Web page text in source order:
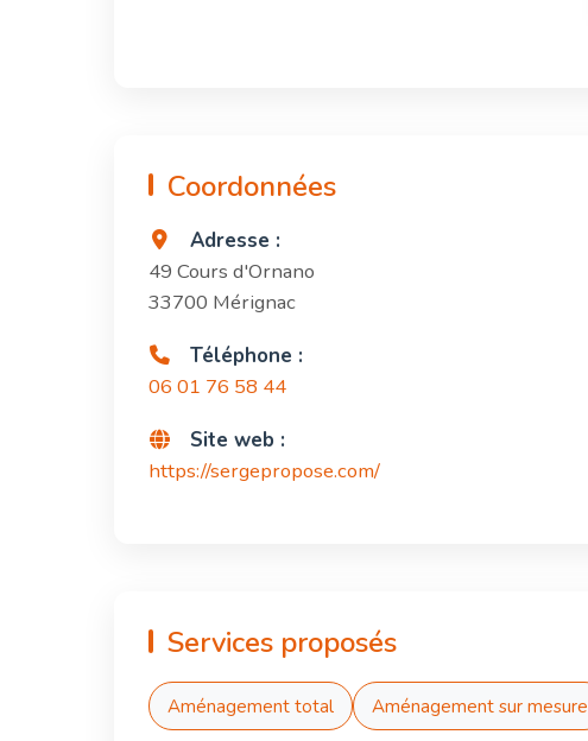
Coordonnées
Adresse :
49 Cours d'Ornano
33700 Mérignac
Téléphone :
06 01 76 58 44
Site web :
https://sergepropose.com/
Services proposés
Aménagement total Aménagement sur mesure